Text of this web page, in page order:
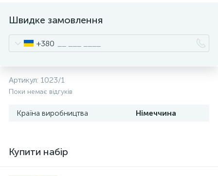
Швидке замовлення
+380
Артикул: 1023/1
Поки немає відгуків
Країна виробництва Німеччина
Купити набір